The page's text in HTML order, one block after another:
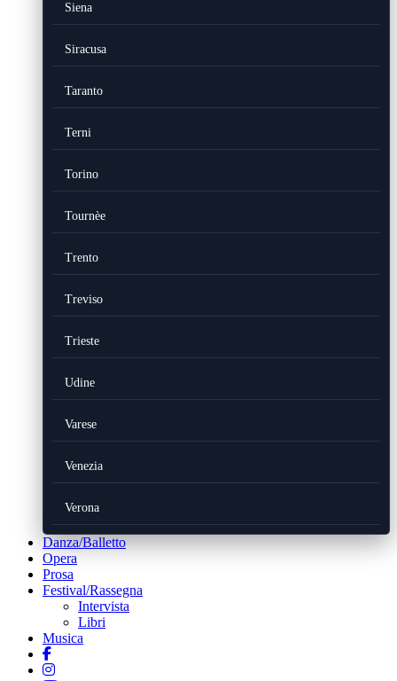
Siena
Siracusa
Taranto
Terni
Torino
Tournèe
Trento
Treviso
Trieste
Udine
Varese
Venezia
Verona
Danza/Balletto
Opera
Prosa
Festival/Rassegna
Intervista
Libri
Musica